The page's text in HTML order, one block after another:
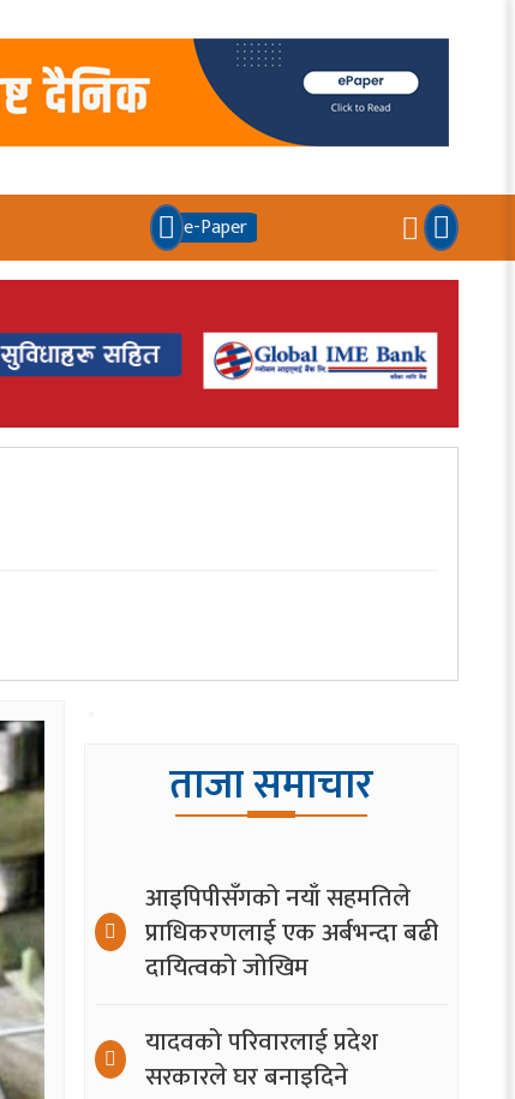
e-Paper
ताजा समाचार
आइपिपीसँगको नयाँ सहमतिले
प्राधिकरणलाई एक अर्बभन्दा बढी
दायित्वको जोखिम
यादवको परिवारलाई प्रदेश
सरकारले घर बनाइदिने